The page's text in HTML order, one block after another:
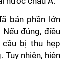
bán phần lớn
đúng, điều
bị thu hẹp
nhiên, hiện